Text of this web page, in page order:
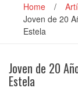
Home /
Joven de 20
Estela
Joven de 20
Estela